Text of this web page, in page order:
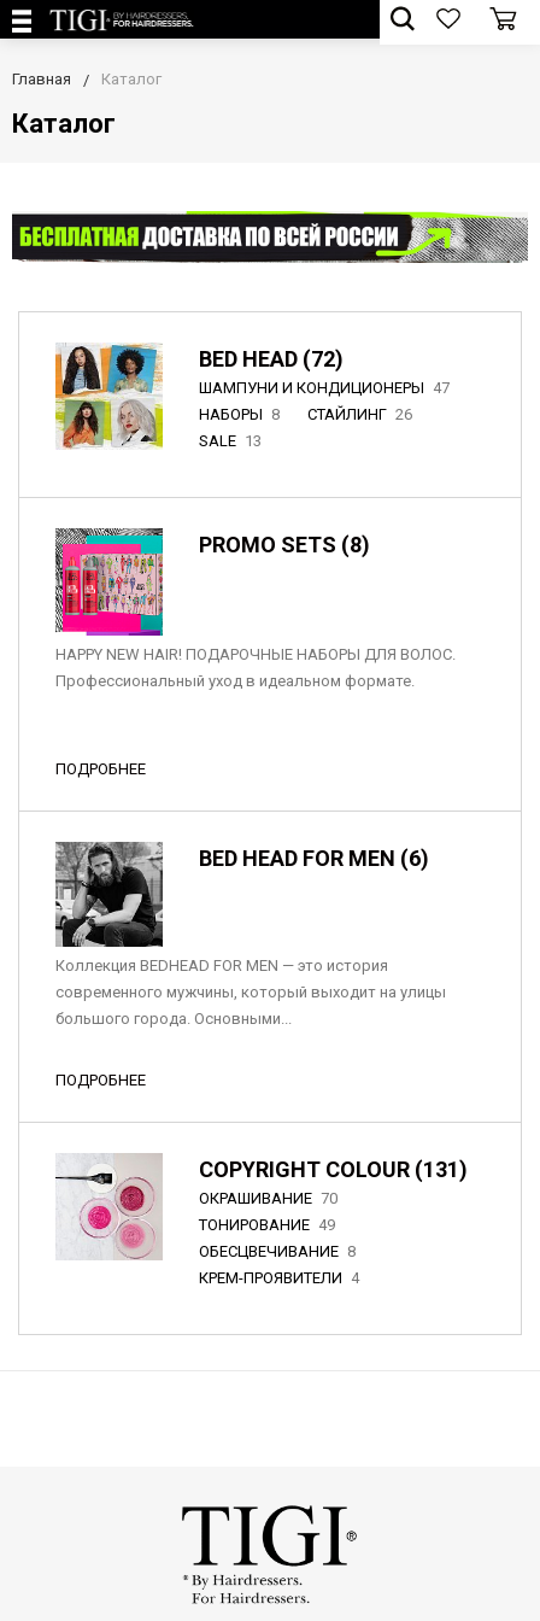
Главная Каталог
Каталог
BED HEAD (72)
ШАМПУНИ И КОНДИЦИОНЕРЫ 47
НАБОРЫ 8 СТАЙЛИНГ 26
SALE 13
PROMO SETS (8)
HAPPY NEW HAIR! ПОДАРОЧНЫЕ НАБОРЫ ДЛЯ ВОЛОС.
Профессиональный уход в идеальном формате.
ПОДРОБНЕЕ
BED HEAD FOR MEN (6)
Коллекция BEDHEAD FOR MEN — это история
современного мужчины, который выходит на улицы
большого города. Основными...
ПОДРОБНЕЕ
COPYRIGHT COLOUR (131)
ОКРАШИВАНИЕ 70
ТОНИРОВАНИЕ 49
ОБЕСЦВЕЧИВАНИЕ 8
КРЕМ-ПРОЯВИТЕЛИ 4